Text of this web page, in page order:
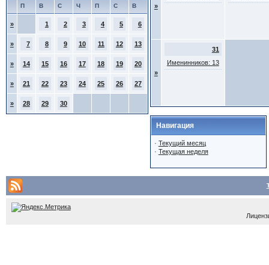
П В С Ч П С В
» 1 2 3 4 5 6
» 7 8 9 10 11 12 13
» 14 15 16 17 18 19 20
» 21 22 23 24 25 26 27
» 28 29 30
»
»
31
Именинников: 13
Навигация
· Текущий месяц
· Текущая неделя